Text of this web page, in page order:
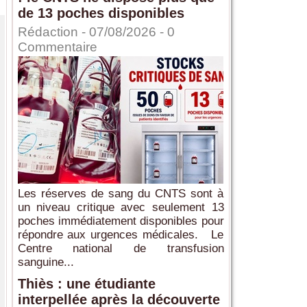
de 13 poches disponibles
Rédaction - 07/08/2026 - 0
Commentaire
Les réserves de sang du CNTS sont à
un niveau critique avec seulement 13
poches immédiatement disponibles pour
répondre aux urgences médicales. Le
Centre national de transfusion
sanguine...
Thiès : une étudiante
interpellée après la découverte